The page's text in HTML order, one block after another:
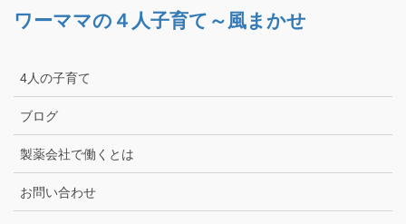
ワーママの４人子育て～風まかせ
4人の子育て
ブログ
製薬会社で働くとは
お問い合わせ